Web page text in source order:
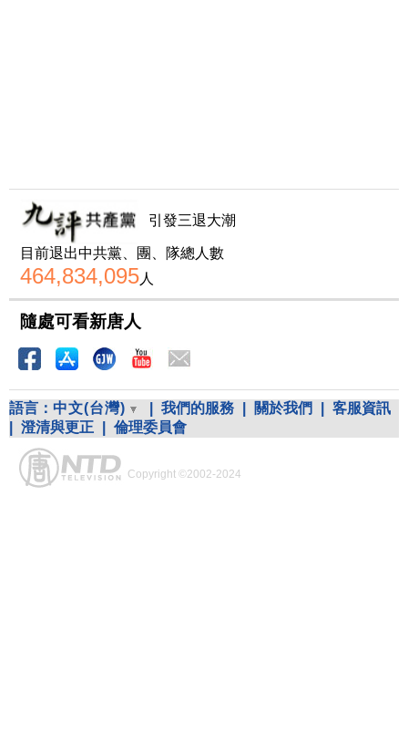
引發三退大潮
目前退出中共黨、團、隊總人數
464,834,095人
隨處可看新唐人
語言： 中文(台灣) 我們的服務 關於我們
客服資訊
澄清與更正 倫理委員會
Copyright ©2002-2024